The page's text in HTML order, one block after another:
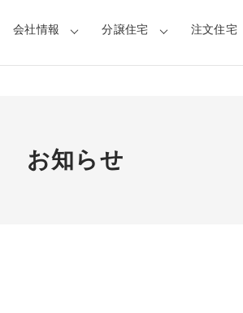
会社情報 分譲住宅 注文住宅
お知らせ